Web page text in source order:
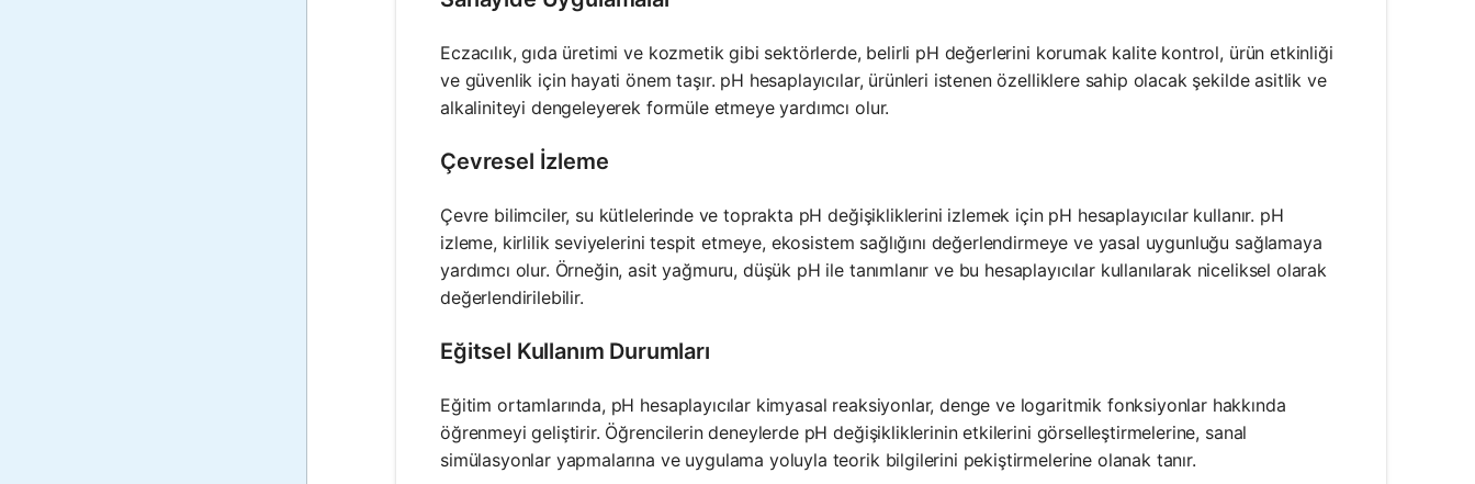
Eczacılık, gıda üretimi ve kozmetik gibi sektörlerde, belirli pH değerlerini korumak kalite kontrol, ürün etkinliği
ve güvenlik için hayati önem taşır. pH hesaplayıcılar, ürünleri istenen özelliklere sahip olacak şekilde asitlik ve
alkaliniteyi dengeleyerek formüle etmeye yardımcı olur.
Çevresel İzleme
Çevre bilimciler, su kütlelerinde ve toprakta pH değişikliklerini izlemek için pH hesaplayıcılar kullanır. pH
izleme, kirlilik seviyelerini tespit etmeye, ekosistem sağlığını değerlendirmeye ve yasal uygunluğu sağlamaya
yardımcı olur. Örneğin, asit yağmuru, düşük pH ile tanımlanır ve bu hesaplayıcılar kullanılarak niceliksel olarak
değerlendirilebilir.
Eğitsel Kullanım Durumları
Eğitim ortamlarında, pH hesaplayıcılar kimyasal reaksiyonlar, denge ve logaritmik fonksiyonlar hakkında
öğrenmeyi geliştirir. Öğrencilerin deneylerde pH değişikliklerinin etkilerini görselleştirmelerine, sanal
simülasyonlar yapmalarına ve uygulama yoluyla teorik bilgilerini pekiştirmelerine olanak tanır.